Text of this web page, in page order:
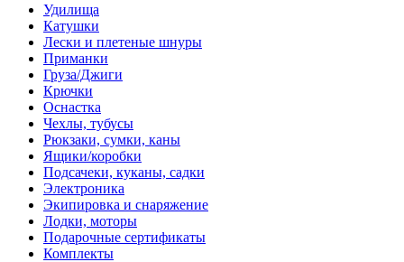
Удилища
Катушки
Лески и плетеные шнуры
Приманки
Груза/Джиги
Крючки
Оснастка
Чехлы, тубусы
Рюкзаки, сумки, каны
Ящики/коробки
Подсачеки, куканы, садки
Электроника
Экипировка и снаряжение
Лодки, моторы
Подарочные сертификаты
Комплекты